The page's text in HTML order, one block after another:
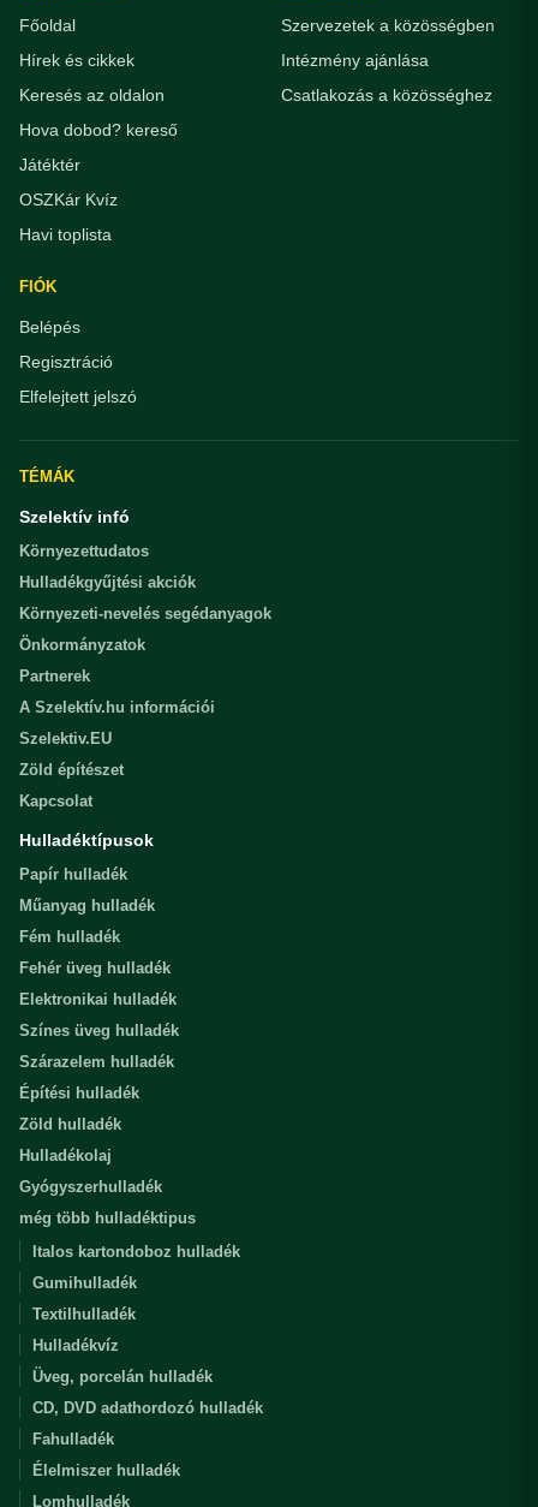
Főoldal
Hírek és cikkek
Keresés az oldalon
Hova dobod? kereső
Játéktér
OSZKár Kvíz
Havi toplista
Szervezetek a közösségben
Intézmény ajánlása
Csatlakozás a közösséghez
FIÓK
Belépés
Regisztráció
Elfelejtett jelszó
TÉMÁK
Szelektív infó
Környezettudatos
Hulladékgyűjtési akciók
Környezeti-nevelés segédanyagok
Önkormányzatok
Partnerek
A Szelektív.hu információi
Szelektiv.EU
Zöld építészet
Kapcsolat
Hulladéktípusok
Papír hulladék
Műanyag hulladék
Fém hulladék
Fehér üveg hulladék
Elektronikai hulladék
Színes üveg hulladék
Szárazelem hulladék
Építési hulladék
Zöld hulladék
Hulladékolaj
Gyógyszerhulladék
még több hulladéktipus
Italos kartondoboz hulladék
Gumihulladék
Textilhulladék
Hulladékvíz
Üveg, porcelán hulladék
CD, DVD adathordozó hulladék
Fahulladék
Élelmiszer hulladék
Lomhulladék